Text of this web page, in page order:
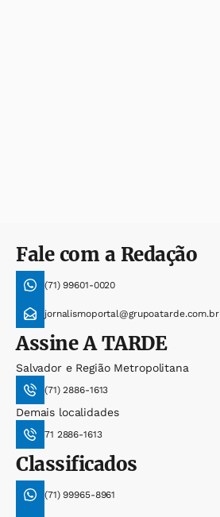
Fale com a Redação
(71) 99601-0020
jornalismoportal@grupoatarde.com.br
AssineA TARDE
Salvador e Região Metropolitana
(71) 2886-1613
Demais localidades
71 2886-1613
Classificados
(71) 99965-8961